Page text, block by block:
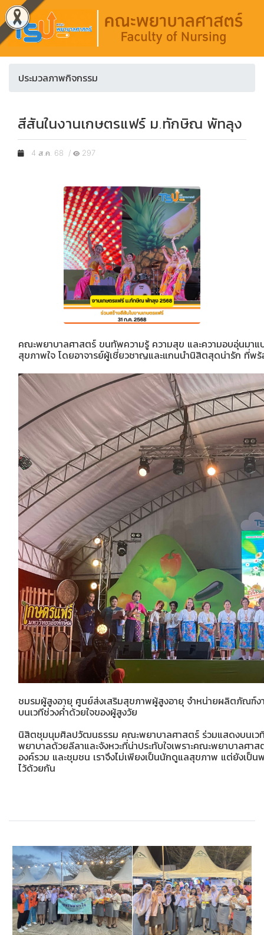
ประมวลภาพกิจกรรม
สีสันในงานเกษตรแฟร์ ม.ทักษิณ พัทลุง
4 ส.ค. 68 / 297
คณะพยาบาลศาสตร์ ขนทัพความรู้ ความสุข และความอบอุ่นมาแ
สุขภาพใจ โดยอาจารย์ผู้เชี่ยวชาญและแกนนำนิสิตสุดน่ารัก ที่พร้
ชมรมผู้สูงอายุ ศูนย์ส่งเสริมสุขภาพผู้สูงอายุ จำหน่ายผลิตภัณฑ์ง
บนเวทีช่วงค่ำด้วยใจของผู้สูงวัย
นิสิตชุมนุมศิลปวัฒนธรรม คณะพยาบาลศาสตร์ ร่วมแสดงบนเ
พยาบาลด้วยลีลาและจังหวะที่น่าประทับใจเพราะคณะพยาบาล
องค์รวม และชุมชน เราจึงไม่เพียงเป็นนักดูแลสุขภาพ แต่ยังเป็
ไว้ด้วยกัน